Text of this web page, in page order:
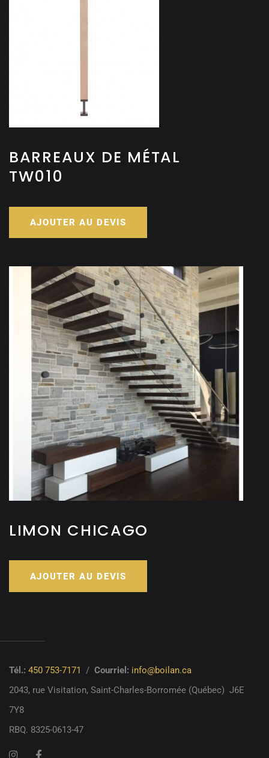
BARREAUX DE MÉTAL
TW010
AJOUTER AU DEVIS
LIMON CHICAGO
AJOUTER AU DEVIS
Tél.: 450 753-7171 / Courriel: info@boilan.ca
2043, rue Visitation, Saint-Charles-Borromée (Québec) J6E
7Y8
RBQ. 8325-0613-47